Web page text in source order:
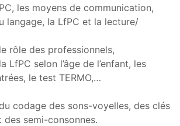
les moyens de communication,
langage, la LfPC et la lecture/
rôle des professionnels,
LfPC selon l’âge de l’enfant, les
le test TERMO,…
codage des sons-voyelles, des clés
des semi-consonnes.